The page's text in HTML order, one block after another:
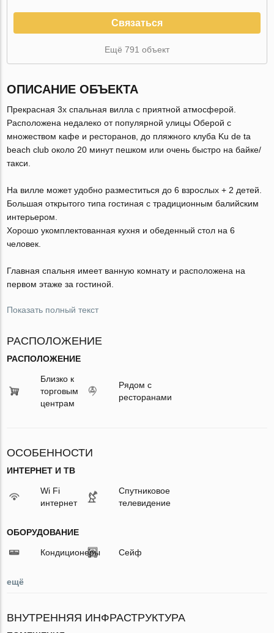
Связаться
Ещё 791 объект
ОПИСАНИЕ ОБЪЕКТА
Прекрасная 3х спальная вилла с приятной атмосферой.
Расположена недалеко от популярной улицы Оберой с
множеством кафе и ресторанов, до пляжного клуба Ku de ta
beach club около 20 минут пешком или очень быстро на байке/
такси.
На вилле может удобно разместиться до 6 взрослых + 2 детей.
Большая открытого типа гостиная с традиционным балийским
интерьером.
Хорошо укомплектованная кухня и обеденный стол на 6
человек.
Главная спальня имеет ванную комнату и расположена на
первом этаже за гостиной.
Показать полный текст
РАСПОЛОЖЕНИЕ
РАСПОЛОЖЕНИЕ
Близко к
торговым
центрам
Рядом с
ресторанами
ОСОБЕННОСТИ
ИНТЕРНЕТ И ТВ
Wi Fi
интернет
Спутниковое
телевидение
ОБОРУДОВАНИЕ
Кондиционеры Сейф
ещё
ВНУТРЕННЯЯ ИНФРАСТРУКТУРА